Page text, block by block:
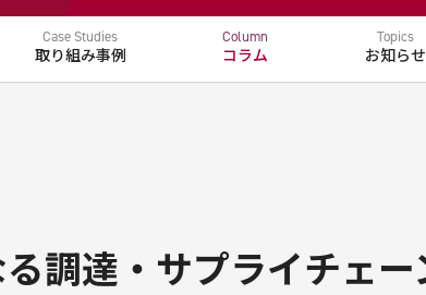
取扱製品
電動化 環境
Case Studies
取り組み事例
Column
コラム
Topics
お知らせ
調達・サプライチェ